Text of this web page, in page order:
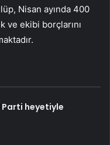
Nisan ayında 400
ve ekibi borçlarını
Parti heyetiyle